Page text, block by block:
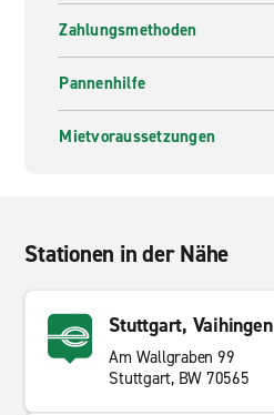
Zahlungsmethoden
Pannenhilfe
Mietvoraussetzungen
Stationen in der Nähe
Stuttgart, Vaihingen
Am Wallgraben 99
Stuttgart, BW 70565